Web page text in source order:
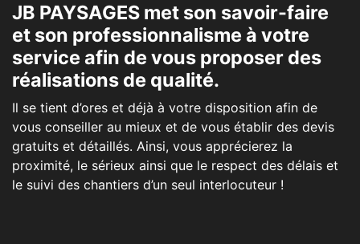
JB PAYSAGES met son savoir-faire
et son professionnalisme à votre
service afin de vous proposer des
réalisations de qualité.
Il se tient d’ores et déjà à votre disposition afin de
vous conseiller au mieux et de vous établir des devis
gratuits et détaillés. Ainsi, vous apprécierez la
proximité, le sérieux ainsi que le respect des délais et
le suivi des chantiers d’un seul interlocuteur !